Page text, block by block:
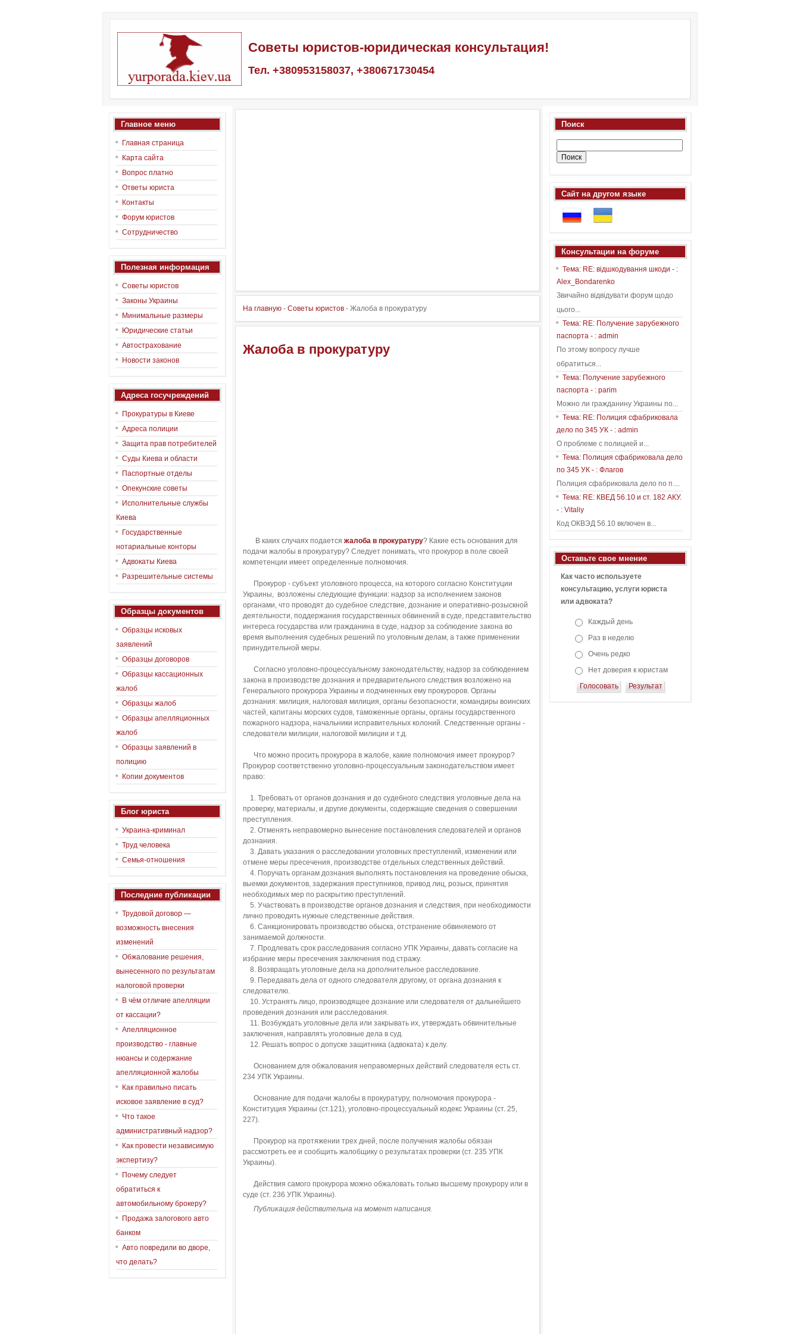
Советы юристов-юридическая консультация!
Тел. +380953158037, +380671730454
Главное меню
Главная страница
Карта сайта
Вопрос платно
Ответы юриста
Контакты
Форум юристов
Сотрудничество
Полезная информация
Советы юристов
Законы Украины
Минимальные размеры
Юридические статьи
Автострахование
Новости законов
Адреса госучреждений
Прокуратуры в Киеве
Адреса полиции
Защита прав потребителей
Суды Киева и области
Паспортные отделы
Опекунские советы
Исполнительные службы
Киева
Государственные
нотариальные конторы
Адвокаты Киева
Разрешительные системы
Образцы документов
Образцы исковых
заявлений
Образцы договоров
Образцы кассационных
жалоб
Образцы жалоб
Образцы апелляционных
жалоб
Образцы заявлений в
полицию
Копии документов
Блог юриста
Украина-криминал
Труд человека
Семья-отношения
Последние публикации
Трудовой договор —
возможность внесения
изменений
Обжалование решения,
вынесенного по результатам
налоговой проверки
В чём отличие апелляции
от кассации?
Апелляционное
производство - главные
нюансы и содержание
апелляционной жалобы
Как правильно писать
исковое заявление в суд?
Что такое
административный надзор?
Как провести независимую
экспертизу?
Почему следует
обратиться к
автомобильному брокеру?
Продажа залогового авто
банком
Авто повредили во дворе,
что делать?
На главную - Советы юристов - Жалоба в прокуратуру
Жалоба в прокуратуру
В каких случаях подается жалоба в прокуратуру? Какие есть основания для
подачи жалобы в прокуратуру? Следует понимать, что прокурор в поле своей
компетенции имеет определенные полномочия.
Прокурор - субъект уголовного процесса, на которого согласно Конституции
Украины, возложены следующие функции: надзор за исполнением законов
органами, что проводят до судебное следствие, дознание и оперативно-розыскной
деятельности, поддержания государственных обвинений в суде, представительство
интереса государства или гражданина в суде, надзор за соблюдение закона во
время выполнения судебных решений по уголовным делам, а также применении
принудительной меры.
Согласно уголовно-процессуальному законодательству, надзор за соблюдением
закона в производстве дознания и предварительного следствия возложено на
Генерального прокурора Украины и подчиненных ему прокуроров. Органы
дознания: милиция, налоговая милиция, органы безопасности, командиры воинских
частей, капитаны морских судов, таможенные органы, органы государственного
пожарного надзора, начальники исправительных колоний. Следственные органы -
следователи милиции, налоговой милиции и т.д.
Что можно просить прокурора в жалобе, какие полномочия имеет прокурор?
Прокурор соответственно уголовно-процессуальным законодательством имеет
право:
1. Требовать от органов дознания и до судебного следствия уголовные дела на
проверку, материалы, и другие документы, содержащие сведения о совершении
преступления.
2. Отменять неправомерно вынесение постановления следователей и органов
дознания.
3. Давать указания о расследовании уголовных преступлений, изменении или
отмене меры пресечения, производстве отдельных следственных действий.
4. Поручать органам дознания выполнять постановления на проведение обыска,
выемки документов, задержания преступников, привод лиц, розыск, принятия
необходимых мер по раскрытию преступлений.
5. Участвовать в производстве органов дознания и следствия, при необходимости
лично проводить нужные следственные действия.
6. Санкционировать производство обыска, отстранение обвиняемого от
занимаемой должности.
7. Продлевать срок расследования согласно УПК Украины, давать согласие на
избрание меры пресечения заключения под стражу.
8. Возвращать уголовные дела на дополнительное расследование.
9. Передавать дела от одного следователя другому, от органа дознания к
следователю.
10. Устранять лицо, производящее дознание или следователя от дальнейшего
проведения дознания или расследования.
11. Возбуждать уголовные дела или закрывать их, утверждать обвинительные
заключения, направлять уголовные дела в суд.
12. Решать вопрос о допуске защитника (адвоката) к делу.
Основанием для обжалования неправомерных действий следователя есть ст.
234 УПК Украины.
Основание для подачи жалобы в прокуратуру, полномочия прокурора -
Конституция Украины (ст.121), уголовно-процессуальный кодекс Украины (ст. 25,
227).
Прокурор на протяжении трех дней, после получения жалобы обязан
рассмотреть ее и сообщить жалобщику о результатах проверки (ст. 235 УПК
Украины).
Действия самого прокурора можно обжаловать только высшему прокурору или в
суде (ст. 236 УПК Украины).
Публикация действительна на момент написания.
Поиск
Сайт на другом языке
Консультации на форуме
Тема: RE: відшкодування шкоди - :
Alex_Bondarenko
Звичайно відвідувати форум щодо
цього...
Тема: RE: Получение зарубежного
паспорта - : admin
По этому вопросу лучше
обратиться...
Тема: Получение зарубежного
паспорта - : parim
Можно ли гражданину Украины по...
Тема: RE: Полиция сфабриковала
дело по 345 УК - : admin
О проблеме с полицией и...
Тема: Полиция сфабриковала дело
по 345 УК - : Флагов
Полиция сфабриковала дело по п....
Тема: RE: КВЕД 56.10 и ст. 182 АКУ.
- : Vitaliy
Код ОКВЭД 56.10 включен в...
Оставьте свое мнение
Как часто используете
консультацию, услуги юриста
или адвоката?
Каждый день
Раз в неделю
Очень редко
Нет доверия к юристам